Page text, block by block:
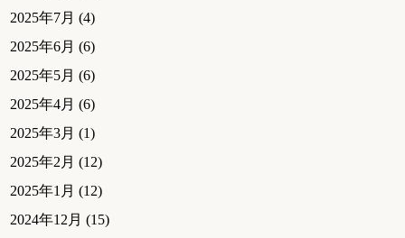
2025年7月 (4)
2025年6月 (6)
2025年5月 (6)
2025年4月 (6)
2025年3月 (1)
2025年2月 (12)
2025年1月 (12)
2024年12月 (15)